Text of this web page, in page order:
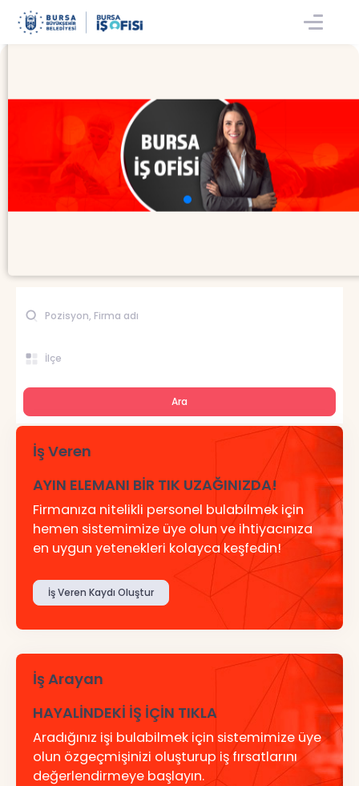
Ara
İş Veren
AYIN ELEMANI BİR TIK UZAĞINIZDA!
Firmanıza nitelikli personel bulabilmek için
hemen sistemimize üye olun ve ihtiyacınıza
en uygun yetenekleri kolayca keşfedin!
İş Veren Kaydı Oluştur
İş Arayan
HAYALİNDEKİ İŞ İÇİN TIKLA
Aradığınız işi bulabilmek için sistemimize üye
olun özgeçmişinizi oluşturup iş fırsatlarını
değerlendirmeye başlayın.